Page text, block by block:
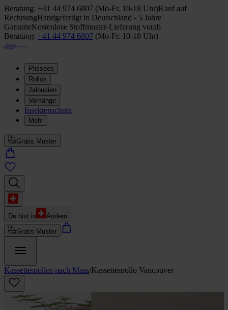
Beratung: +41 44 974 6807 (Mo-Fr. 10-18 Uhr)Kauf auf
RechnungHandgefertigt in Deutschland - 5 Jahre
GarantieKostenlose Stoffmuster-Lieferung vorab
Beratung: +41 44 974 6807 (Mo-Fr. 10-18 Uhr)
Plissees
Rollos
Jalousien
Vorhänge
Insektenschutz
Mehr
Gratis Muster
Du bist in
Ändern
Gratis Muster
Kassettenrollos nach Mass/Kassettenrollo Vancouver